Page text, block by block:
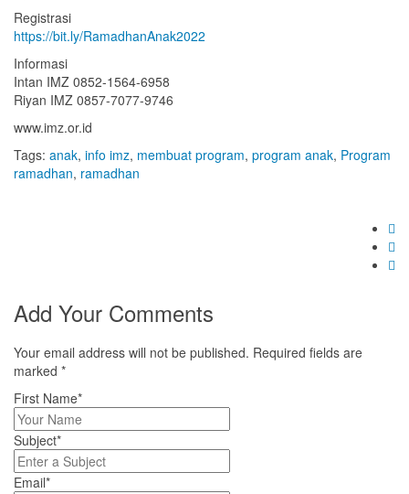
Registrasi
https://bit.ly/RamadhanAnak2022
Informasi
Intan IMZ 0852-1564-6958
Riyan IMZ 0857-7077-9746
www.imz.or.id
Tags: anak, info imz, membuat program, program anak, Program
ramadhan, ramadhan
Add Your Comments
Your email address will not be published. Required fields are
marked *
First Name*
Subject*
Email*